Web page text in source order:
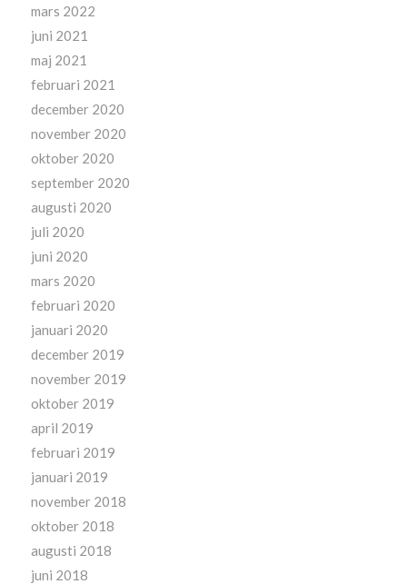
mars 2022
juni 2021
maj 2021
februari 2021
december 2020
november 2020
oktober 2020
september 2020
augusti 2020
juli 2020
juni 2020
mars 2020
februari 2020
januari 2020
december 2019
november 2019
oktober 2019
april 2019
februari 2019
januari 2019
november 2018
oktober 2018
augusti 2018
juni 2018